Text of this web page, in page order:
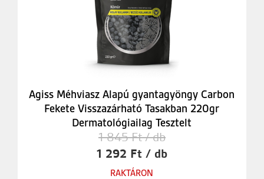
Agiss Méhviasz Alapú gyantagyöngy Carbon
Fekete Visszazárható Tasakban 220gr
Dermatológiailag Tesztelt
1 845 Ft / db
1 292 Ft / db
RAKTÁRON